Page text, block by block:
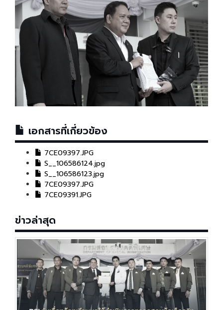
เอกสารที่เกี่ยวข้อง
7CE09397.JPG
S__106586124.jpg
S__106586123.jpg
7CE09397.JPG
7CE09391.JPG
ข่าวล่าสุด